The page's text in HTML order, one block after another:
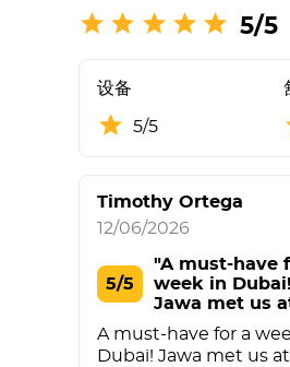
5/5
设备
5/5
Timothy Ortega
12/06/2026
5/5
"A must-have
week in Dubai!
Jawa met us
A must-have for a
Dubai! Jawa met us